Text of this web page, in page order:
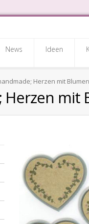
News Ideen
Herzen mit
Herzen mit